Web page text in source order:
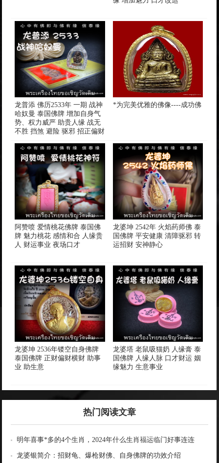
龙普添 佛历2533年 一期 战神
哈奴曼 泰国佛牌 增加自身气
势、权力威严 助贵人缘 战无
不胜 挡煞 避险 驱邪 招正偏财
*为完美优雅的佛像----成功佛
阿赞喷 爱情桃花佛牌 泰国佛
牌 魅力桃花 感情和合 人缘贵
人 财运事业 夜场口才
龙婆坤 2542年 火焰药师佛 泰
国佛牌 平安健康 清障驱邪 转
运招财 安神静心
龙婆坤 2536年镂空自身佛牌
泰国佛牌 正财偏财横财 助事
业 助生意
龙婆塔 老鼠吸猫奶 人缘膏 泰
国佛牌 人缘人脉 口才财运 姻
缘魅力 生意事业
热门阅读文章
明年喜事*多的4个生肖，2024年什么生肖福运临门好事连连
龙婆银简介：招财龟、爆枪财佛、自身佛牌的功效介绍